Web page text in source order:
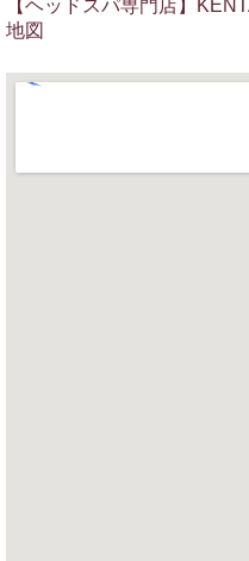
【ヘッドスパ専門店】
地図